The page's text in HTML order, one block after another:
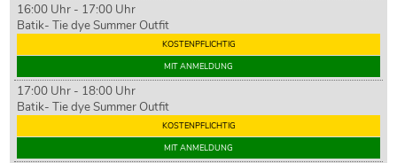
16:00 Uhr - 17:00 Uhr
Batik- Tie dye Summer Outfit
KOSTENPFLICHTIG
MIT ANMELDUNG
17:00 Uhr - 18:00 Uhr
Batik- Tie dye Summer Outfit
KOSTENPFLICHTIG
MIT ANMELDUNG